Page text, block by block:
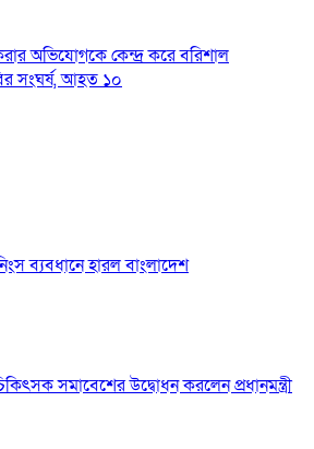
অভিযোগকে কেন্দ্র করে বরিশাল
সংঘর্ষ, আহত ১০
ব্যবধানে হারল বাংলাদেশ
সমাবেশের উদ্বোধন করলেন প্রধানমন্ত্রী